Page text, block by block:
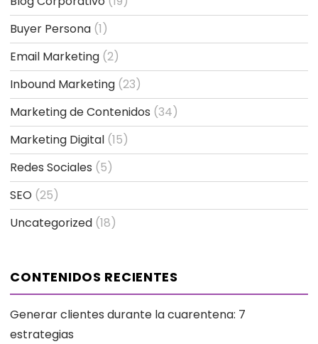
Buyer Persona (1)
Email Marketing (2)
Inbound Marketing (23)
Marketing de Contenidos (34)
Marketing Digital (15)
Redes Sociales (5)
SEO (25)
Uncategorized (18)
CONTENIDOS RECIENTES
Generar clientes durante la cuarentena: 7
estrategias